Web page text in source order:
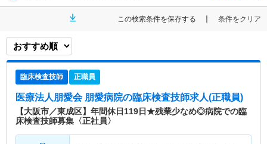
この検索条件を保存する 条件をクリア
臨床検査技師 正職員
医療法人朋愛会 朋愛病院の臨床検査技師求人(正職員)
【大阪市／東成区】年間休日119日★残業少なめ◎病院での臨
床検査技師募集〈正社員〉